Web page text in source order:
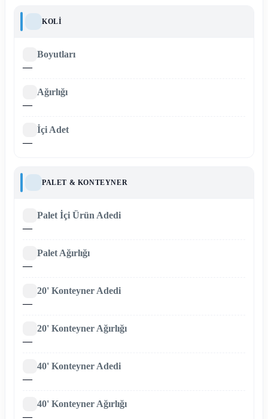
KOLI
Boyutları
—
Ağırlığı
—
İçi Adet
—
PALET & KONTEYNER
Palet İçi Ürün Adedi
—
Palet Ağırlığı
—
20' Konteyner Adedi
—
20' Konteyner Ağırlığı
—
40' Konteyner Adedi
—
40' Konteyner Ağırlığı
—